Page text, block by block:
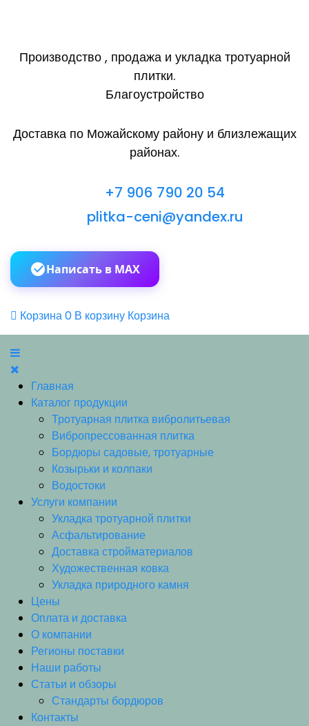
Производство , продажа и укладка тротуарной
плитки.
Благоустройство
Доставка по Можайскому району и близлежащих
районах.
+7 906 790 20 54
plitka-ceni@yandex.ru
Написать в MAX
Корзина0 В корзину Корзина
Главная
Каталог продукции
Тротуарная плитка вибролитьевая
Вибропрессованная плитка
Бордюры садовые, тротуарные
Козырьки и колпаки
Водостоки
Услуги компании
Укладка тротуарной плитки
Асфальтирование
Доставка стройматериалов
Художественная ковка
Укладка природного камня
Цены
Оплата и доставка
О компании
Регионы поставки
Наши работы
Статьи и обзоры
Стандарты бордюров
Контакты